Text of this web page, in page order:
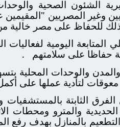
الشئون الصحية والوحدات
المتابعة اليومية
حفاظا على سلامتهم
.
والوحدات المحلية
معوقات لتأدية عملها على
الثابتة بالمستشفيات
والمترو ومحطات
بالمنازل بهدف رفع